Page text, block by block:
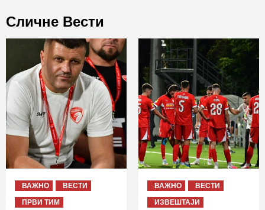
Сличне Вести
ВАЖНО
ВЕСТИ
ПРВИ ТИМ
ВАЖНО
ВЕСТИ
ИЗВЕШТАЈИ